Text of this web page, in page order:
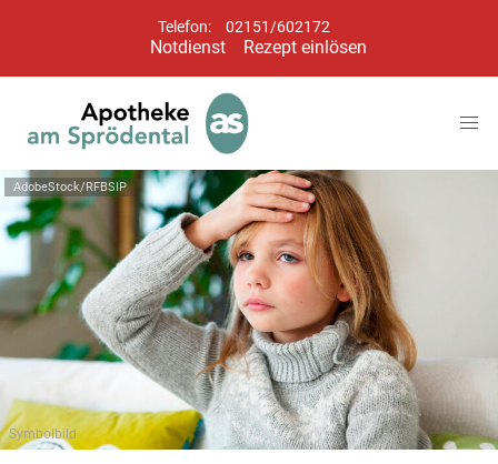
Telefon: 02151/602172
Notdienst Rezept einlösen
AdobeStock/RFBSIP
Symbolbild